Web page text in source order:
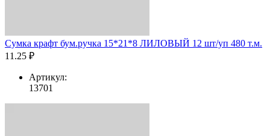
Сумка крафт бум.ручка 15*21*8 ЛИЛОВЫЙ 12 шт/уп 480 т.м.
11.25 ₽
Артикул:
13701